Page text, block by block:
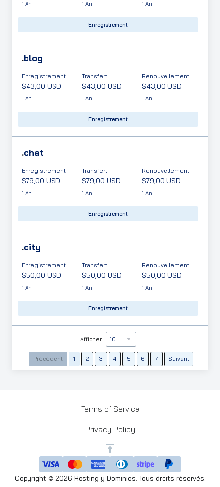
1 An 1 An 1 An
Enregistrement
.blog
Enregistrement
$43,00 USD
1 An
Transfert
$43,00 USD
1 An
Renouvellement
$43,00 USD
1 An
Enregistrement
.chat
Enregistrement
$79,00 USD
1 An
Transfert
$79,00 USD
1 An
Renouvellement
$79,00 USD
1 An
Enregistrement
.city
Enregistrement
$50,00 USD
1 An
Transfert
$50,00 USD
1 An
Renouvellement
$50,00 USD
1 An
Enregistrement
Précédent 1 2 3 4 5 6 7 Suivant
Afficher
Copyright © 2026 Hosting y Dominios. Tous droits réservés.
Terms of Service
Privacy Policy